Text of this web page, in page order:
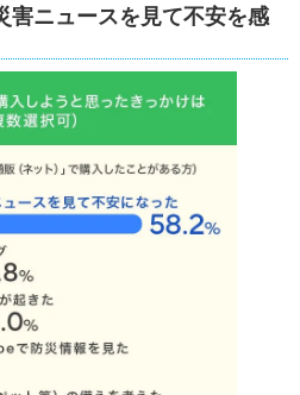
害ニュースを見て不安を感